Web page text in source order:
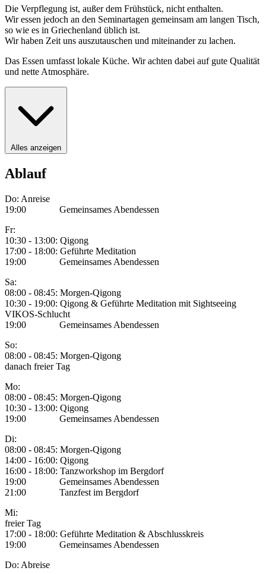
Die Verpflegung ist, außer dem Frühstück, nicht enthalten.
Wir essen jedoch an den Seminartagen gemeinsam am langen Tisch,
so wie es in Griechenland üblich ist.
Wir haben Zeit uns auszutauschen und miteinander zu lachen.
Das Essen umfasst lokale Küche. Wir achten dabei auf gute Qualität
und nette Atmosphäre.
Alles anzeigen
Ablauf
Do: Anreise
19:00 Gemeinsames Abendessen
Fr:
10:30 - 13:00: Qigong
17:00 - 18:00: Geführte Meditation
19:00 Gemeinsames Abendessen
Sa:
08:00 - 08:45: Morgen-Qigong
10:30 - 19:00: Qigong & Geführte Meditation mit Sightseeing
VIKOS-Schlucht
19:00 Gemeinsames Abendessen
So:
08:00 - 08:45: Morgen-Qigong
danach freier Tag
Mo:
08:00 - 08:45: Morgen-Qigong
10:30 - 13:00: Qigong
19:00 Gemeinsames Abendessen
Di:
08:00 - 08:45: Morgen-Qigong
14:00 - 16:00: Qigong
16:00 - 18:00: Tanzworkshop im Bergdorf
19:00 Gemeinsames Abendessen
21:00 Tanzfest im Bergdorf
Mi:
freier Tag
17:00 - 18:00: Geführte Meditation & Abschlusskreis
19:00 Gemeinsames Abendessen
Do: Abreise